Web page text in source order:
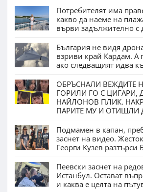
Потребителят има
какво да наеме на
върви задължително с
България не видя
взриви край Кардам. А
ако следващият идва
ОБРЪСНАЛИ ВЕЖДИТЕ
ГОРИЛИ ГО С ЦИГАРИ,
НАЙЛОНОВ ПЛИК.
ПАРИТЕ МУ И ОТИШЛИ
Подмамен в капан,
заснет на видео.
Георги Кузев разтърси
Пеевски заснет на
Истанбул. Остават
и каква е целта на